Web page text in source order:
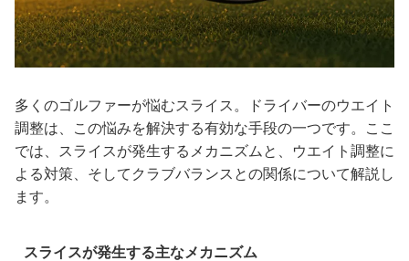
多くのゴルファーが悩むスライス。ドライバーのウエイト
調整は、この悩みを解決する有効な手段の一つです。ここ
では、スライスが発生するメカニズムと、ウエイト調整に
よる対策、そしてクラブバランスとの関係について解説し
ます。
スライスが発生する主なメカニズム